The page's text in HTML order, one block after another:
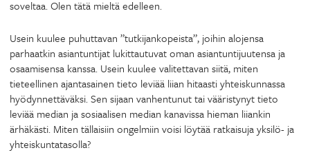
soveltaa. Olen tätä mieltä edelleen.
Usein kuulee puhuttavan ”tutkijankopeista”, joihin alojensa
parhaatkin asiantuntijat lukittautuvat oman asiantuntijuutensa ja
osaamisensa kanssa. Usein kuulee valitettavan siitä, miten
tieteellinen ajantasainen tieto leviää liian hitaasti yhteiskunnassa
hyödynnettäväksi. Sen sijaan vanhentunut tai vääristynyt tieto
leviää median ja sosiaalisen median kanavissa hieman liiankin
ärhäkästi. Miten tällaisiin ongelmiin voisi löytää ratkaisuja yksilö- ja
yhteiskuntatasolla?